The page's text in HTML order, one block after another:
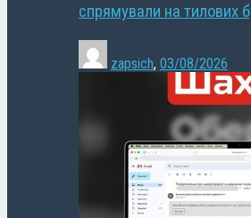
спрямували на тилових
zapsich, 03/08/2026